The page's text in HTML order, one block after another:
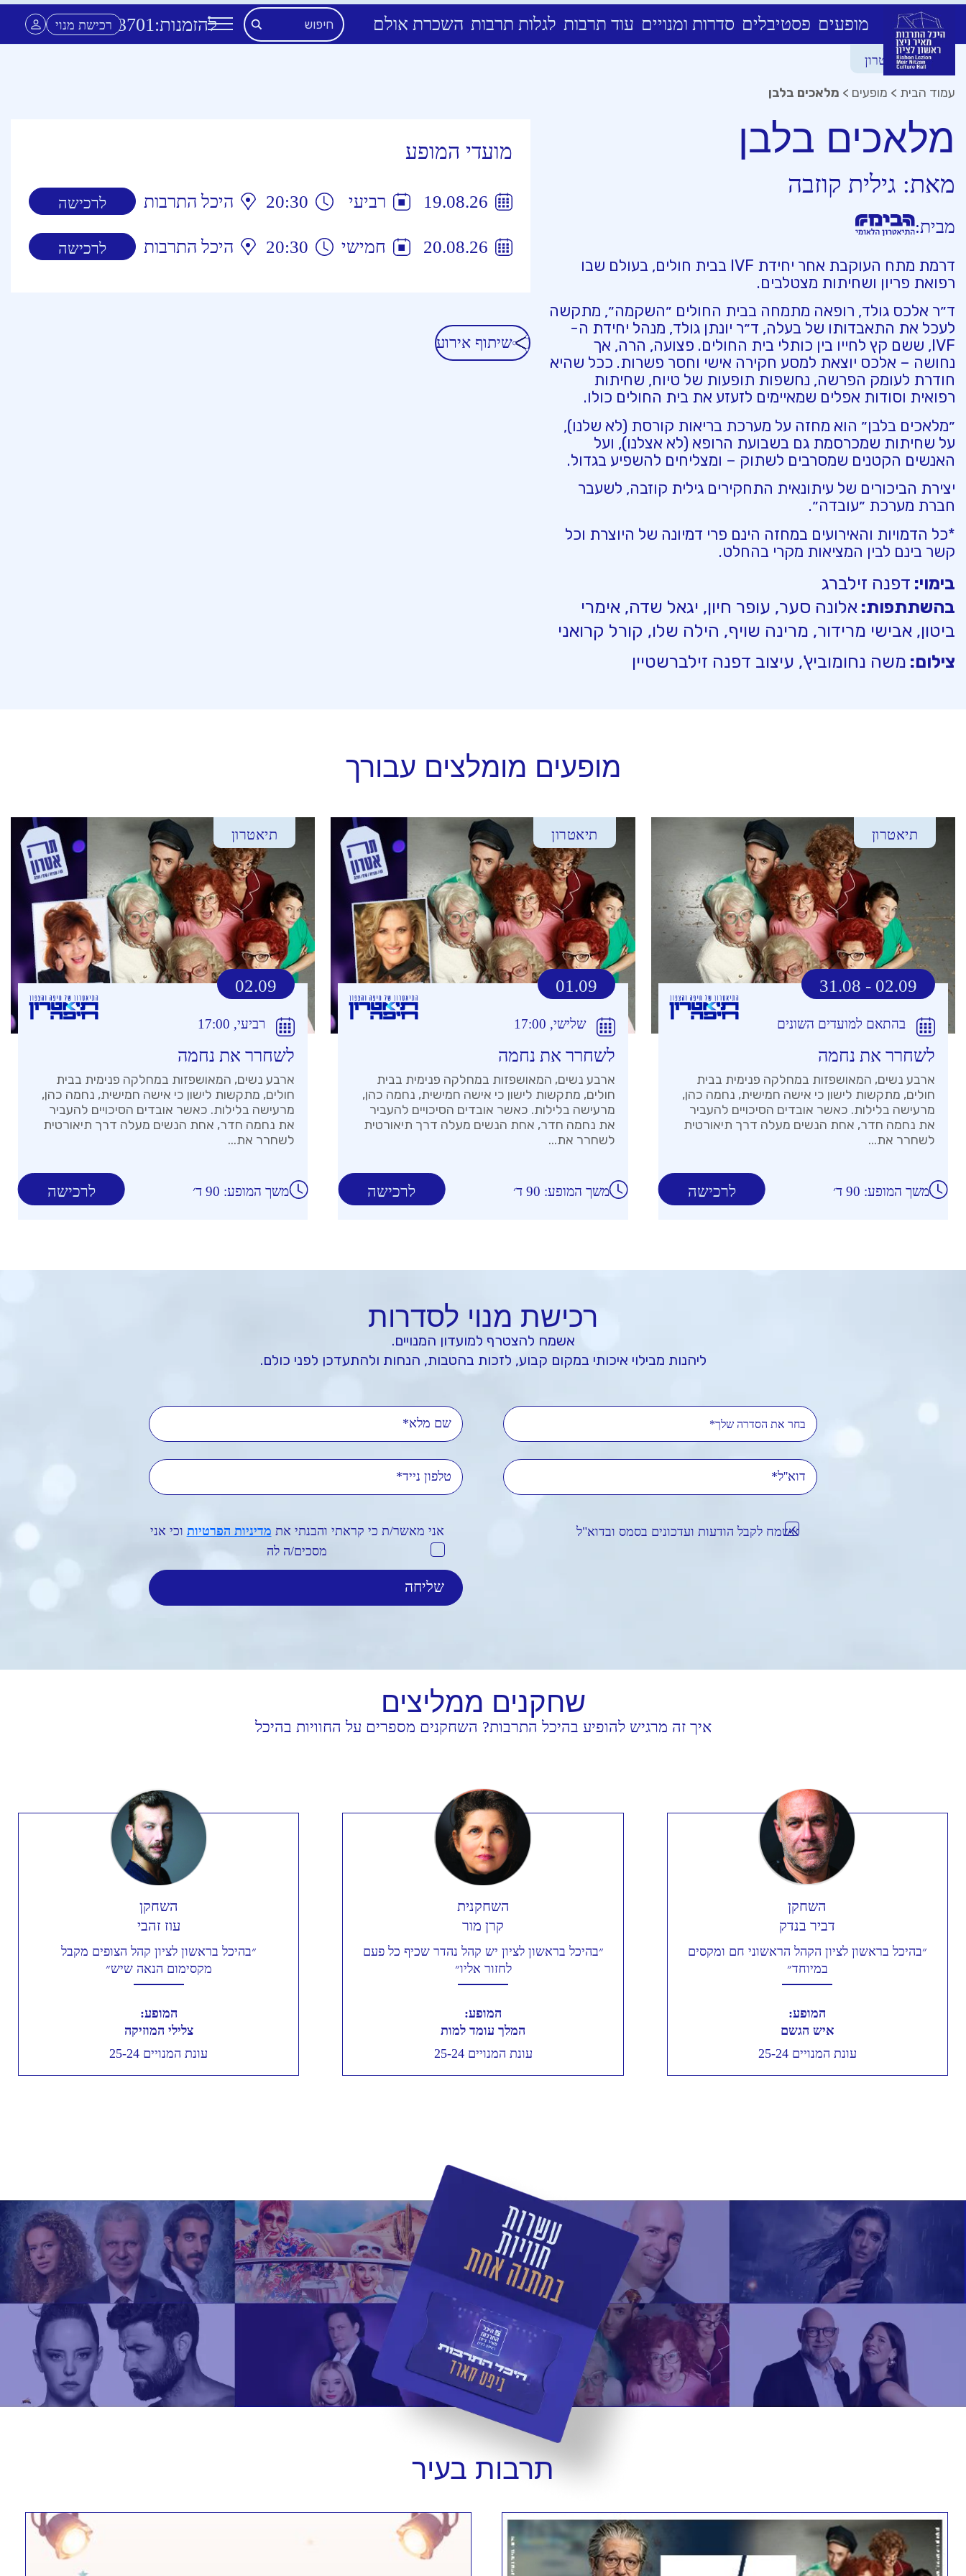
content
מופעים פסטיבלים סדרות ומנויים עוד תרבות לגלות תרבות השכרת אולם להזמנות: *3701 רכישת מנוי
סדרות תיאטרון
עמוד הבית > מופעים > מלאכים בלבן
מלאכים בלבן
מאת: גילית קוזבה
מבית:
דרמת מתח העוקבת אחר יחידת IVF בבית חולים, בעולם שבו
רפואת פריון ושחיתות מצטלבים.
ד״ר אלכס גולד, רופאה מתמחה בבית החולים ״השקמה״, מתקשה
לעכל את התאבדותו של בעלה, ד״ר יונתן גולד, מנהל יחידת ה-
IVF, ששם קץ לחייו בין כותלי בית החולים. פצועה, הרה, אך
נחושה – אלכס יוצאת למסע חקירה אישי וחסר פשרות. ככל שהיא
חודרת לעומק הפרשה, נחשפות תופעות של טיוח, שחיתות
רפואית וסודות אפלים שמאיימים לזעזע את בית החולים כולו.
״מלאכים בלבן״ הוא מחזה על מערכת בריאות קורסת (לא שלנו),
על שחיתות שמכרסמת גם בשבועת הרופא (לא אצלנו), ועל
האנשים הקטנים שמסרבים לשתוק – ומצליחים להשפיע בגדול.
יצירת הביכורים של עיתונאית התחקירים גילית קוזבה, לשעבר
חברת מערכת ״עובדה״.
*כל הדמויות והאירועים במחזה הינם פרי דמיונה של היוצרת וכל
קשר בינם לבין המציאות מקרי בהחלט.
בימוי: דפנה זילברג
בהשתתפות: אלונה סער, עופר חיון, יגאל שדה, אימרי
ביטון, אבישי מרידור, מרינה שויף, הילה שלו, קורל קרואני
צילום: משה נחומוביץ', עיצוב דפנה זילברשטיין
מועדי המופע
19.08.26 רביעי 20:30 היכל התרבות לרכישה
20.08.26 חמישי 20:30 היכל התרבות לרכישה
שיתוף אירוע
מופעים מומלצים עבורך
תיאטרון
31.08 - 02.09
בהתאם למועדים השונים
לשחרר את נחמה
ארבע נשים, המאושפזות במחלקה פנימית בבית
חולים, מתקשות לישון כי אישה חמישית, נחמה כהן,
מרעישה בלילות. כאשר אובדים הסיכויים להעביר
את נחמה חדר, אחת הנשים מעלה דרך תיאורטית
לשחרר את...
לרכישה משך המופע: 90 ד׳
תיאטרון
01.09
שלישי, 17:00
לשחרר את נחמה
ארבע נשים, המאושפזות במחלקה פנימית בבית
חולים, מתקשות לישון כי אישה חמישית, נחמה כהן,
מרעישה בלילות. כאשר אובדים הסיכויים להעביר
את נחמה חדר, אחת הנשים מעלה דרך תיאורטית
לשחרר את...
לרכישה משך המופע: 90 ד׳
תיאטרון
02.09
רביעי, 17:00
לשחרר את נחמה
ארבע נשים, המאושפזות במחלקה פנימית בבית
חולים, מתקשות לישון כי אישה חמישית, נחמה כהן,
מרעישה בלילות. כאשר אובדים הסיכויים להעביר
את נחמה חדר, אחת הנשים מעלה דרך תיאורטית
לשחרר את...
לרכישה משך המופע: 90 ד׳
רכישת מנוי לסדרות
אשמח להצטרף למועדון המנויים.
ליהנות מבילוי איכותי במקום קבוע, לזכות בהטבות, הנחות ולהתעדכן לפני כולם.
בחר את הסדרה שלך*
אשמח לקבל הודעות ועדכונים בסמס ובדוא"ל אני מאשר/ת כי קראתי והבנתי את מדיניות הפרטיות וכי אני
מסכים/ה לה
שחקנים ממליצים
איך זה מרגיש להופיע בהיכל התרבות? השחקנים מספרים על החוויות בהיכל
השחקן
דביר בנדק
״בהיכל בראשון לציון הקהל הראשוני חם ומקסים
במיוחד״
המופע:
איש הגשם
עונת המנויים 25-24
השחקנית
קרן מור
״בהיכל בראשון לציון יש קהל נהדר שכיף כל פעם
לחזור אליו״
המופע:
המלך עומד למות
עונת המנויים 25-24
השחקן
עוז זהבי
״בהיכל בראשון לציון קהל הצופים מקבל
מקסימום הנאה שיש״
המופע:
צלילי המוזיקה
עונת המנויים 25-24
תרבות בעיר